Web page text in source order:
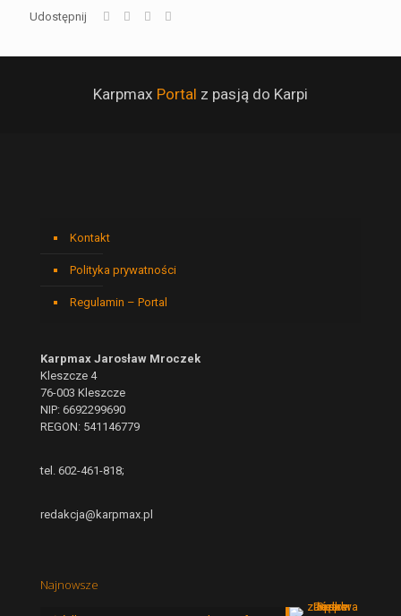
Udostępnij
Karpmax Portal z pasją do Karpi
Kontakt
Polityka prywatności
Regulamin – Portal
Karpmax Jarosław Mroczek
Kleszcze 4
76-003 Kleszcze
NIP: 6692299690
REGON: 541146779
tel. 602-461-818;
redakcja@karpmax.pl
Najnowsze